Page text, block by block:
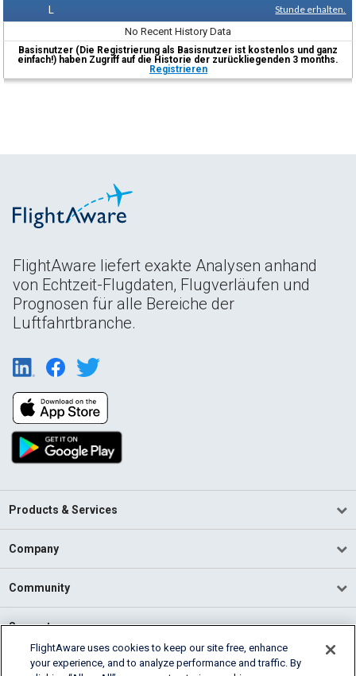
L
Stunde erhalten.
No Recent History Data
Basisnutzer (Die Registrierung als Basisnutzer ist kostenlos und ganz
einfach!) haben Zugriff auf die Historie der zurückliegenden 3 months.
Registrieren
FlightAware liefert exakte Analysen anhand
von Echtzeit-Flugdaten, Flugverläufen und
Prognosen für alle Bereiche der
Luftfahrtbranche.
Products & Services
Company
Community
Support
English (USA)
FlightAware uses cookies to keep our site free, enhance
your experience, and to analyze performance and traffic. By